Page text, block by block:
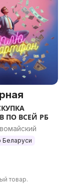
ТЕЛЕФОНОВ ПО ВСЕЙ РБ
Беларуси
товар.